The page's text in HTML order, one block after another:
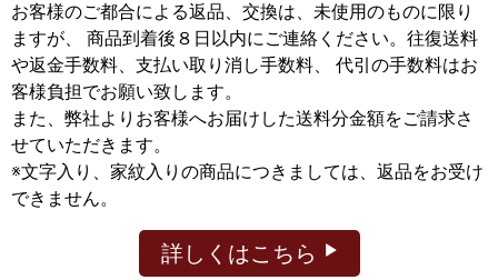
お客様のご都合による返品、交換は、未使用のものに限り
ますが、
商品到着後８日以内にご連絡ください。往復送料
や返金手数料、支払い取り消し手数料、 代引の手数料はお
客様負担でお願い致します。
また、弊社よりお客様へお届けした送料分金額をご請求さ
せていただきます。
※文字入り、家紋入りの商品につきましては、返品をお受け
できません。
詳しくはこちら